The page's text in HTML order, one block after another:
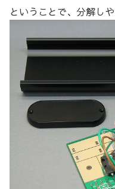
ということで、分解し